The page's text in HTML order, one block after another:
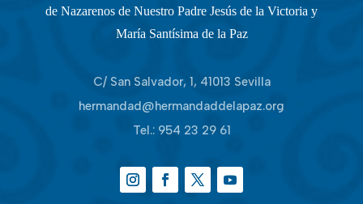
de Nazarenos de Nuestro Padre Jesús de la Victoria y
María Santísima de la Paz
C/ San Salvador, 1, 41013 Sevilla
hermandad@hermandaddelapaz.org
Tel.: 954 23 29 61